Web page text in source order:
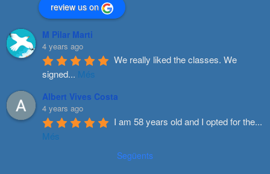
review us on
M Pilar Marti
4 years ago
We really liked the classes. We
signed... Més
Albert Vives Costa
4 years ago
I am 58 years old and I opted for the...
Més
Següents